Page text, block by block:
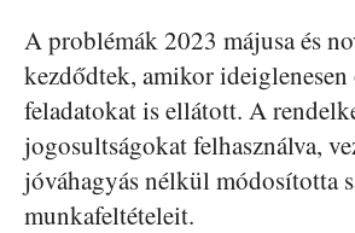
A problémák 2023 májusa és
kezdődtek, amikor
feladatokat is ellátott. A
jogosultságokat felhasználva,
jóváhagyás nélkül módosította
munkafeltételeit.